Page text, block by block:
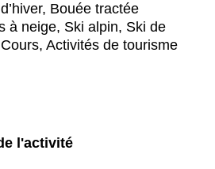
Bouée tractée
à neige, Ski alpin, Ski de
Activités de tourisme
l'activité